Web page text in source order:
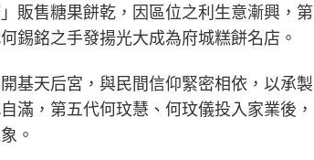
販售糖果餅乾，因區位之利生意漸興，第
錫銘之手發揚光大成為府城糕餅名店。
基天后宮，與民間信仰緊密相依，以承製
滿，第五代何玟慧、何玟儀投入家業後，
。